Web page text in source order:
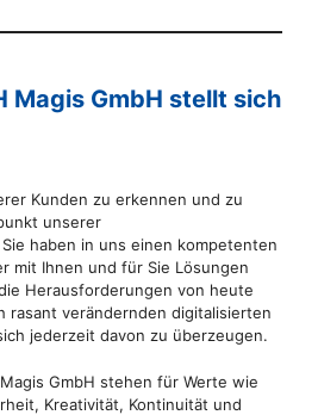
Magis GmbH stellt sich
Kunden zu erkennen und zu
unserer
haben in uns einen kompetenten
mit Ihnen und für Sie Lösungen
Herausforderungen von heute
rasant verändernden digitalisierten
jederzeit davon zu überzeugen.
GmbH stehen für Werte wie
Kreativität, Kontinuität und